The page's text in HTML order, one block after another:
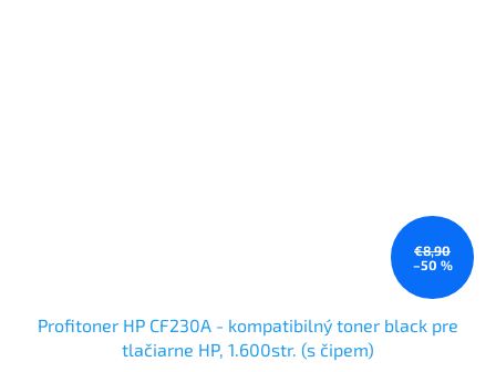
€8,90
–50 %
Profitoner HP CF230A - kompatibilný toner black pre
tlačiarne HP, 1.600str. (s čipem)